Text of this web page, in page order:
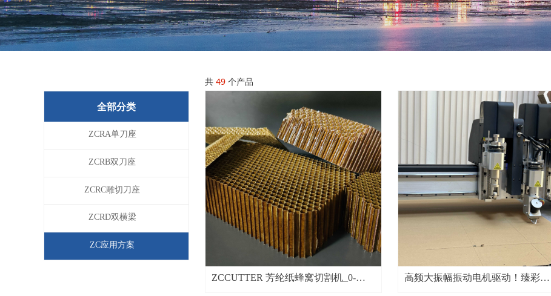
共 49 个产品
ZCCUTTER 芳纶纸蜂窝切割机_0-
高频大振幅振动电机驱动！臻彩
全部分类
ZCRA单刀座
ZCRB双刀座
ZCRC雕切刀座
ZCRD双横梁
ZC应用方案